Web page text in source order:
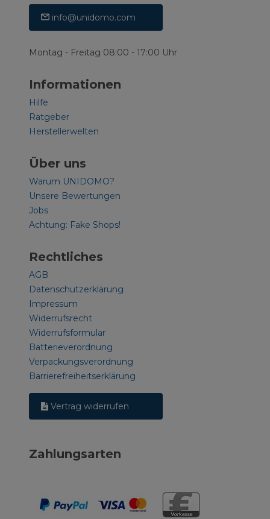
info@unidomo.com
Montag - Freitag 08:00 - 17:00 Uhr
Informationen
Hilfe
Ratgeber
Herstellerwelten
Über uns
Warum UNIDOMO?
Unsere Bewertungen
Jobs
Achtung: Fake Shops!
Rechtliches
AGB
Datenschutzerklärung
Impressum
Widerrufsrecht
Widerrufsformular
Batterieverordnung
Verpackungsverordnung
Barrierefreiheitserklärung
Vertrag widerrufen
Zahlungsarten